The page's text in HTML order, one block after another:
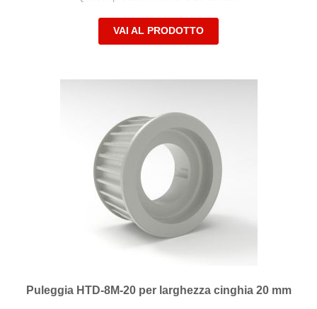
VAI AL PRODOTTO
Puleggia HTD-8M-20 per larghezza cinghia 20 mm